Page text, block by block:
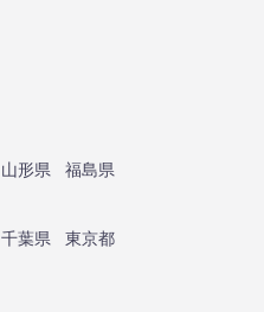
山形県
福島県
千葉県
東京都